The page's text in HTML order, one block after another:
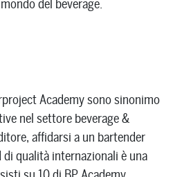
del beverage.
Academy sono sinonimo
nel settore beverage &
affidarsi a un bartender
qualità internazionali è una